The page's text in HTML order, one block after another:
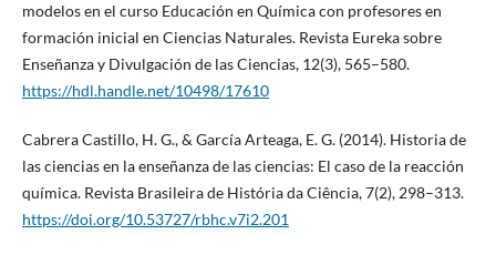
modelos en el curso Educación en Química con profesores en
formación inicial en Ciencias Naturales. Revista Eureka sobre
Enseñanza y Divulgación de las Ciencias, 12(3), 565–580.
https://hdl.handle.net/10498/17610
Cabrera Castillo, H. G., & García Arteaga, E. G. (2014). Historia de
las ciencias en la enseñanza de las ciencias: El caso de la reacción
química. Revista Brasileira de História da Ciência, 7(2), 298–313.
https://doi.org/10.53727/rbhc.v7i2.201